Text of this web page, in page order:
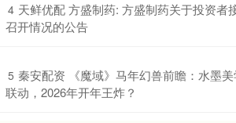
4 天鲜优配 方盛制药: 方盛制药关于投资者
召开情况的公告
5 秦安配资 《魔域》马年幻兽前瞻：水墨
联动，2026年开年王炸？